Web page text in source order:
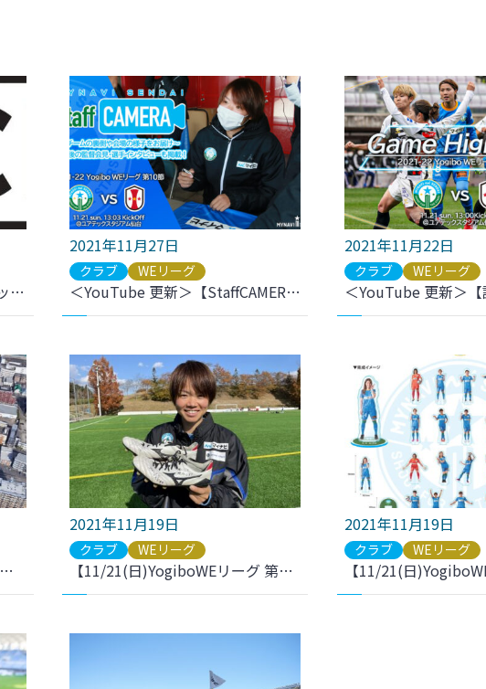
YogiboWEリーグ後半戦のチケット販売について
2021年11月27日
クラブ WEリーグ
＜YouTube 更新＞【StaffCAMERA | 試合の裏側をお届け】マイナビ仙台レディース×INAC神戸レオネッサ | 2021-22 YogiboWEリーグ 第10節 をアップしました
2021年11月22日
クラブ WEリーグ
泉中央駅ペデストリアンデッキの補修工事について
2021年11月19日
クラブ WEリーグ
【11/21(日)YogiboWEリーグ 第10節 I神戸戦】浜田遥選手企画第2弾 開催のお知らせ
2021年11月19日
クラブ WEリーグ